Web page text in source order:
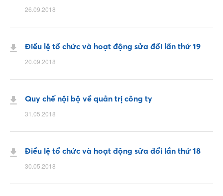
26.09.2018
Điều lệ tổ chức và hoạt động sửa đổi lần thứ 19
20.09.2018
Quy chế nội bộ về quản trị công ty
31.05.2018
Điều lệ tổ chức và hoạt động sửa đổi lần thứ 18
30.05.2018
Youtube